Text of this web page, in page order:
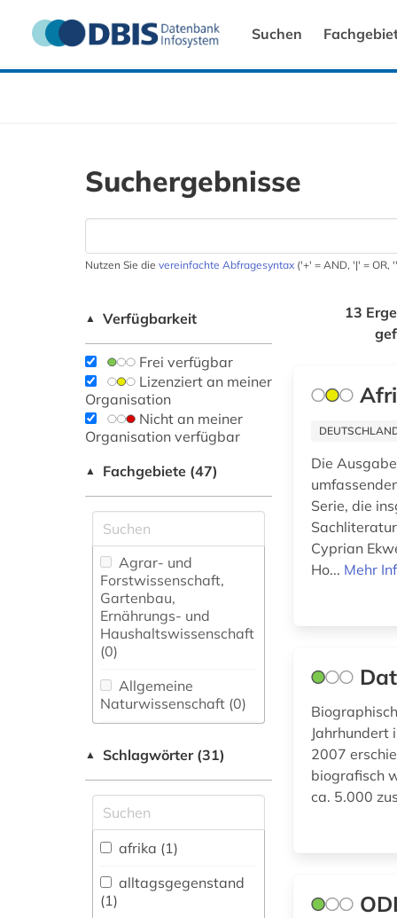
Suchen
Suchergebnisse
Nutzen Sie die vereinfachte Abfragesyntax ('+' = AND, '|' = OR,
▲ Verfügbarkeit
Frei verfügbar
Lizenziert an meiner
Organisation
Nicht an meiner
Organisation verfügbar
▲ Fachgebiete (47)
Agrar- und
Forstwissenschaft,
Gartenbau,
Ernährungs- und
Haushaltswissenschaft
(0)
Allgemeine
Naturwissenschaft (0)
fachübergreifende
Allgemeine und
vergleichende Sprach-
und
Literaturwissenschaft.
Indogermanistik.
Außereuropäische
▲ Schlagwörter (31)
afrika (1)
alltagsgegenstand
(1)
13
Die
Serie, die
Cyprian
Ho... Mehr
Jahrhundert
2007
biografisch
ca. 5.000